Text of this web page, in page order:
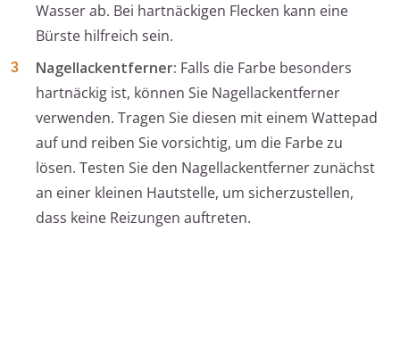
Wasser ab. Bei hartnäckigen Flecken kann eine
Bürste hilfreich sein.
Nagellackentferner: Falls die Farbe besonders
hartnäckig ist, können Sie Nagellackentferner
verwenden. Tragen Sie diesen mit einem Wattepad
auf und reiben Sie vorsichtig, um die Farbe zu
lösen. Testen Sie den Nagellackentferner zunächst
an einer kleinen Hautstelle, um sicherzustellen,
dass keine Reizungen auftreten.